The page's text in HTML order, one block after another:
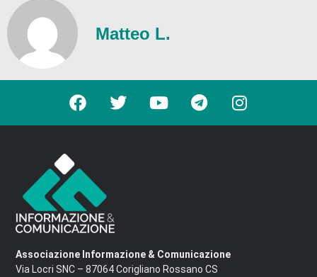
Matteo L.
Associazione Informazione & Comunicazione
Via Locri SNC – 87064 Corigliano Rossano CS